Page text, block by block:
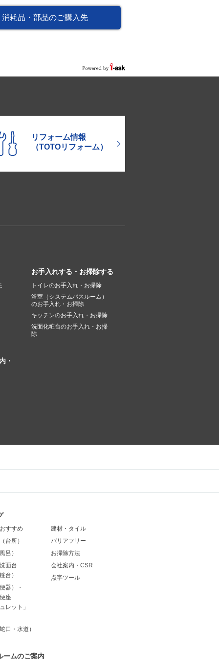
消耗品・部品のご購入先
リフォーム情報
（TOTOリフォーム）
お手入れする・お掃除する
トイレのお手入れ・お掃除
浴室（システムバスルーム）
のお手入れ・お掃除
キッチンのお手入れ・お掃除
洗面化粧台のお手入れ・お掃
除
・
すすめ
台所）
呂）
面台
台）
器）・
座
レット」
口・水道）
建材・タイル
バリアフリー
お掃除方法
会社案内・CSR
点字ツール
ームのご案内